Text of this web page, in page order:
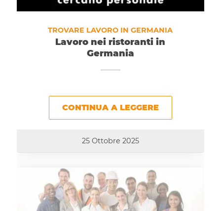
TROVARE LAVORO IN GERMANIA
Lavoro nei ristoranti in
Germania
CONTINUA A LEGGERE
25 Ottobre 2025